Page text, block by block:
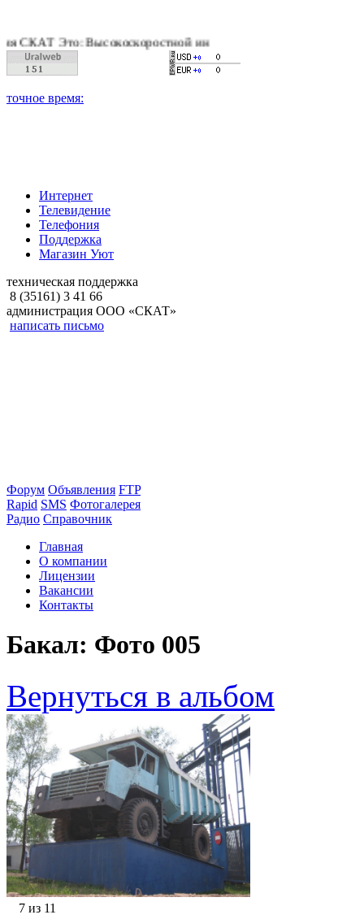
Это: Высокоскоростной интернет, качественное цифровое
Интернет
Телевидение
Телефония
Поддержка
Магазин Уют
техническая поддержка
8 (35161) 3 41 66
администрация ООО «СКАТ»
написать письмо
Форум Объявления FTP
Rapid SMS Фотогалерея
Радио Справочник
Главная
О компании
Лицензии
Вакансии
Контакты
Бакал: Фото 005
Вернуться в альбом
7 из 11